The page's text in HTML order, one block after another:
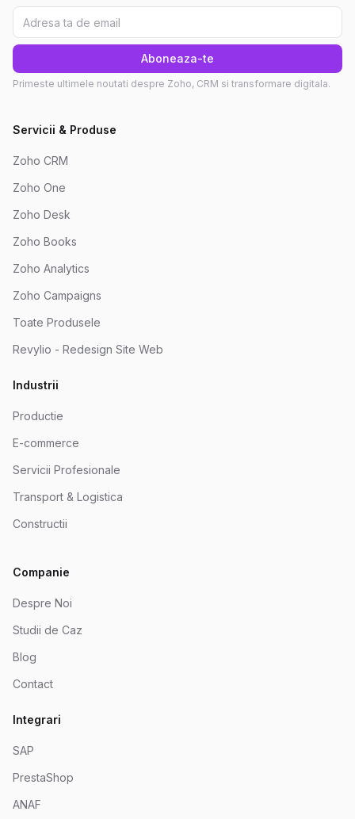
Aboneaza-te
Primeste ultimele noutati despre Zoho, CRM si transformare digitala.
Servicii & Produse
Zoho CRM
Zoho One
Zoho Desk
Zoho Books
Zoho Analytics
Zoho Campaigns
Toate Produsele
Revylio - Redesign Site Web
Industrii
Productie
E-commerce
Servicii Profesionale
Transport & Logistica
Constructii
Companie
Despre Noi
Studii de Caz
Blog
Contact
Integrari
SAP
PrestaShop
ANAF